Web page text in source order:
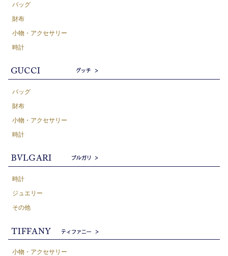
バッグ
財布
小物・アクセサリー
時計
バッグ
財布
小物・アクセサリー
時計
時計
ジュエリー
その他
小物・アクセサリー